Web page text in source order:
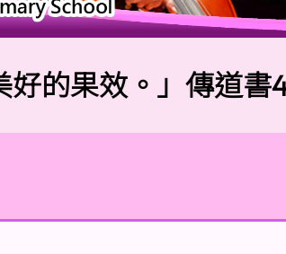
果效。」傳道書4:9